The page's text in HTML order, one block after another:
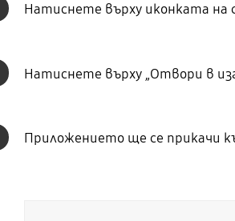
Натиснете върху иконката на
Натиснете върху „Отвори в
Приложението ще се прикачи